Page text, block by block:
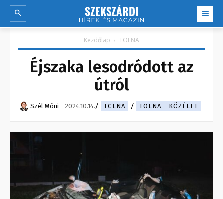
Kezdőlap TOLNA
Éjszaka lesodródott az
útról
Szél Móni - 2024.10.14. TOLNA TOLNA - KÖZÉLET